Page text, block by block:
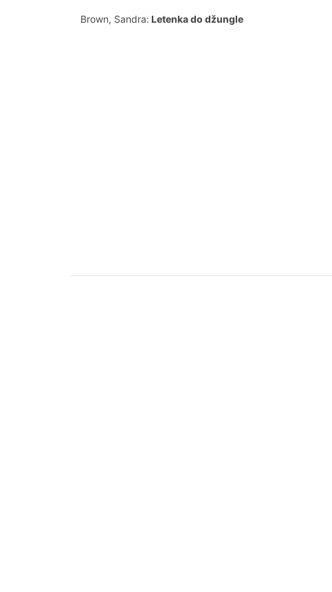
Brown, Sandra: Letenka do džungle